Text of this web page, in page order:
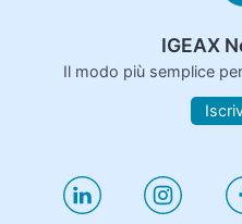
IGEAX
Il modo più semplice